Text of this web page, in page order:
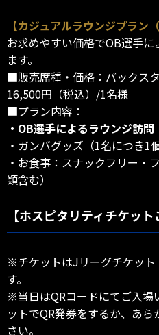
【カジュアルラウンジプラン
お求めやすい価格でOB選手
ます。
■販売席種・価格：バックス
16,500円（税込）/1名様
■プラン内容：
・OB選手によるラウンジ訪問
・ガンバグッズ（1名につき1個
・お食事：スナックフリー・
類含む）
【ホスピタリティチケッ
※チケットはJリーグチケット
す。
※当日はQRコードにてご入場
ットでQR発券をするか、あ
さい。